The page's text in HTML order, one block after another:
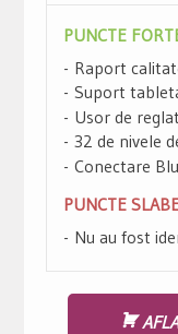
PUNCTE
Raport
Suport
Usor de
32 de nivele
Conectare
PUNCTE
Nu au fost